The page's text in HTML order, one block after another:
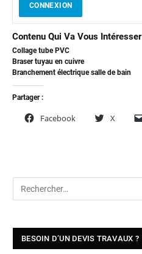
CONNEXION
Contenu Qui Va Vous Intéresser
Collage tube PVC
Braser tuyau en cuivre
Branchement électrique salle de bain
Partager :
Facebook X
BESOIN D’UN DEVIS TRAVAUX ?